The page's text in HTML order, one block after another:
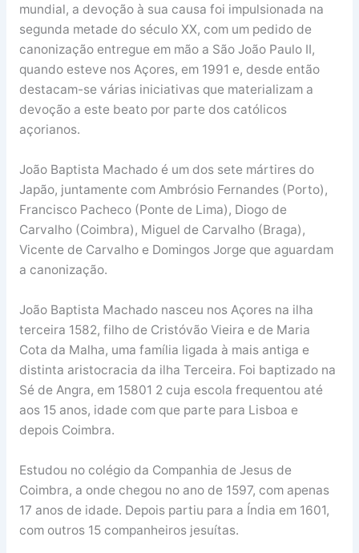
mundial, a devoção à sua causa foi impulsionada na
segunda metade do século XX, com um pedido de
canonização entregue em mão a São João Paulo II,
quando esteve nos Açores, em 1991 e, desde então
destacam-se várias iniciativas que materializam a
devoção a este beato por parte dos católicos
açorianos.
João Baptista Machado é um dos sete mártires do
Japão, juntamente com Ambrósio Fernandes (Porto),
Francisco Pacheco (Ponte de Lima), Diogo de
Carvalho (Coimbra), Miguel de Carvalho (Braga),
Vicente de Carvalho e Domingos Jorge que aguardam
a canonização.
João Baptista Machado nasceu nos Açores na ilha
terceira 1582, filho de Cristóvão Vieira e de Maria
Cota da Malha, uma família ligada à mais antiga e
distinta aristocracia da ilha Terceira. Foi baptizado na
Sé de Angra, em 15801 2 cuja escola frequentou até
aos 15 anos, idade com que parte para Lisboa e
depois Coimbra.
Estudou no colégio da Companhia de Jesus de
Coimbra, a onde chegou no ano de 1597, com apenas
17 anos de idade. Depois partiu para a Índia em 1601,
com outros 15 companheiros jesuítas.